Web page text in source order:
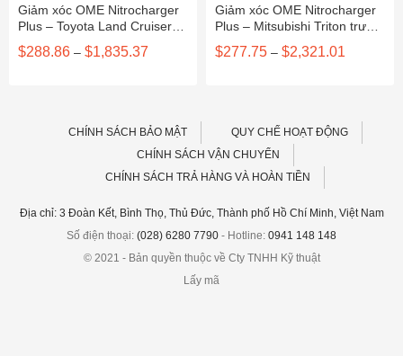
Giảm xóc OME Nitrocharger
Plus – Toyota Land Cruiser
200
$288.86 – $1,835.37
Giảm xóc OME Nitrocharger
Plus – Mitsubishi Triton trước
2015
$277.75 – $2,321.01
CHÍNH SÁCH BẢO MẬT
QUY CHẾ HOẠT ĐỘNG
CHÍNH SÁCH VẬN CHUYỂN
CHÍNH SÁCH TRẢ HÀNG VÀ HOÀN TIỀN
Địa chỉ: 3 Đoàn Kết, Bình Thọ, Thủ Đức, Thành phố Hồ Chí Minh, Việt Nam
Số điện thoại: (028) 6280 7790 - Hotline: 0941 148 148
© 2021 - Bản quyền thuộc về Cty TNHH Kỹ thuật
Lấy mã